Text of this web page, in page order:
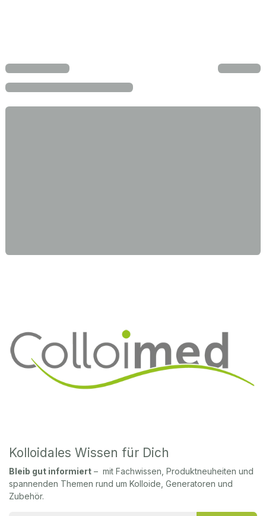
Kolloidales Wissen für Dich
Bleib gut informiert – mit Fachwissen, Produktneuheiten und
spannenden Themen rund um Kolloide, Generatoren und
Zubehör.